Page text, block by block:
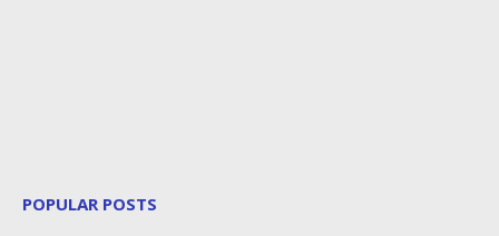
POPULAR POSTS